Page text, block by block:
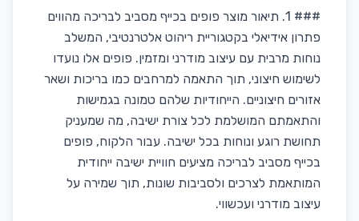
### 1. תיאור מוצר פופים בכייף מסביב לבריכה מהווים
פתרון אידיאלי בקטגוריית ריהוט אלטרנטיבי, המשלב
נוחות מרבית עם עיצוב מודרני ומזמין. פופים אלו נועדו
לשימוש חיצוני, תוך התאמה למרחבים כמו בריכות ושאר
אזורים חיצוניים. הייחודיות שלהם טמונה בגמישות
והתאמתם המושלמת לכל צורת ישיבה, מה שמעניק
תחושת רוגע ונוחות בכל ישיבה. עבור הלקוח, פופים
בכייף מסביב לבריכה מציעים חוויית ישיבה ייחודית
המותאמת לצרכים ולסביבות שונות, תוך שמירה על
עיצוב מודרני ועכשווי.